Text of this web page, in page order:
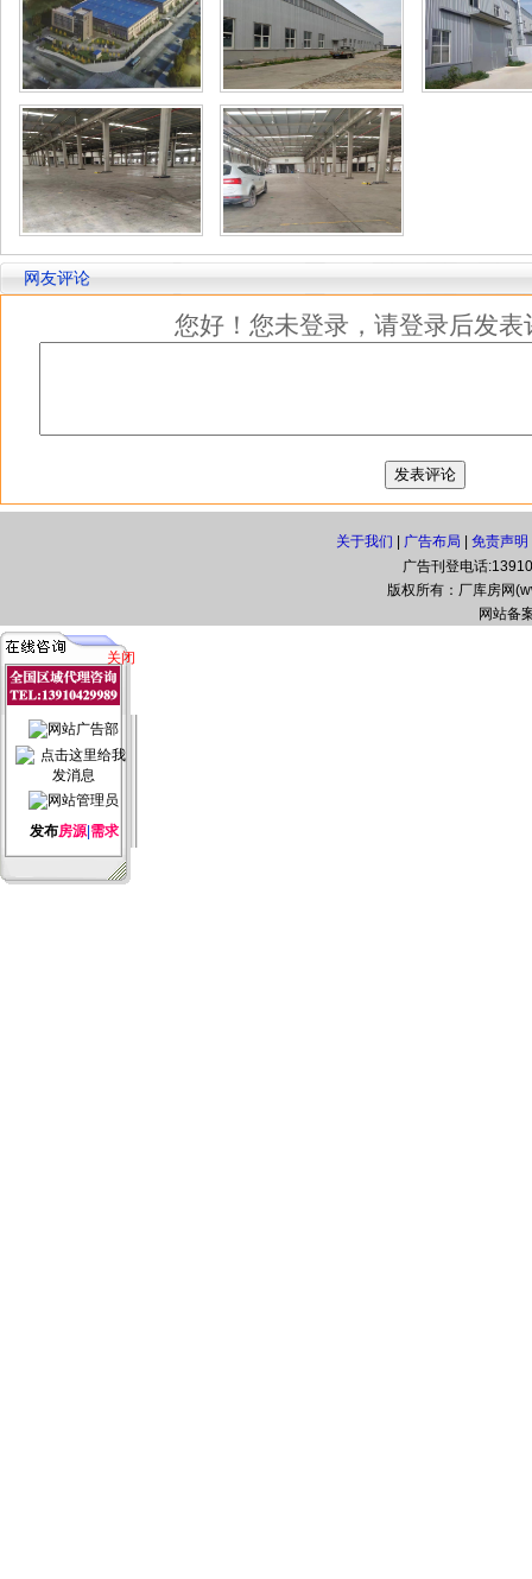
网友评论
您好！您未登录，请登录后发
关于我们 广告布局 免责声明
广告刊登电话
版权所有：厂库房网
网站备
关闭
发布房源| 需求